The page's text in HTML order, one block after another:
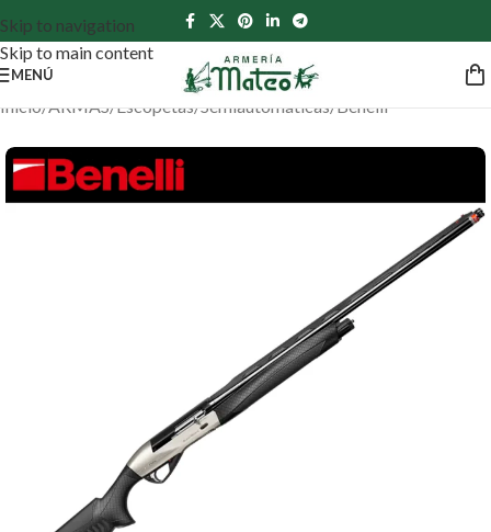
Skip to navigation
Skip to main content
MENÚ
Inicio/ARMAS/ Escopetas/Semiautomáticas/ Benelli